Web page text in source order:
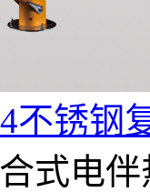
不锈钢
式电